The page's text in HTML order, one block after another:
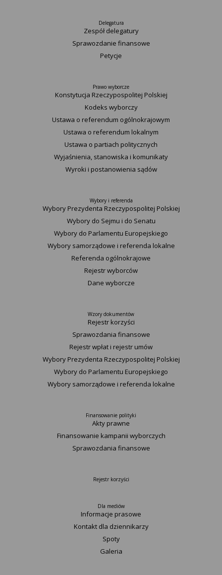
Delegatura
Zespół delegatury
Sprawozdanie finansowe
Petycje
Prawo wyborcze
Konstytucja Rzeczypospolitej Polskiej​
Kodeks wyborczy
Ustawa o referendum ogólnokrajowym
Ustawa o referendum lokalnym
Ustawa o partiach politycznych
Wyjaśnienia, stanowiska i komunikaty
Wyroki i postanowienia sądów
Wybory i referenda
Wybory Prezydenta Rzeczypospolitej Polskiej
Wybory do Sejmu i do Senatu
Wybory do Parlamentu Europejskiego
Wybory samorządowe i referenda lokalne
Referenda ogólnokrajowe
Rejestr wyborców
Dane wyborcze
Wzory dokumentów
Rejestr korzyści
Sprawozdania finansowe
Rejestr wpłat i rejestr umów
Wybory Prezydenta Rzeczypospolitej Polskiej
Wybory do Parlamentu Europejskiego
Wybory samorządowe i referenda lokalne
Finansowanie polityki
Akty prawne
Finansowanie kampanii wyborczych
Sprawozdania finansowe
Rejestr korzyści
Dla mediów
Informacje prasowe
Kontakt dla dziennikarzy
Spoty
Galeria